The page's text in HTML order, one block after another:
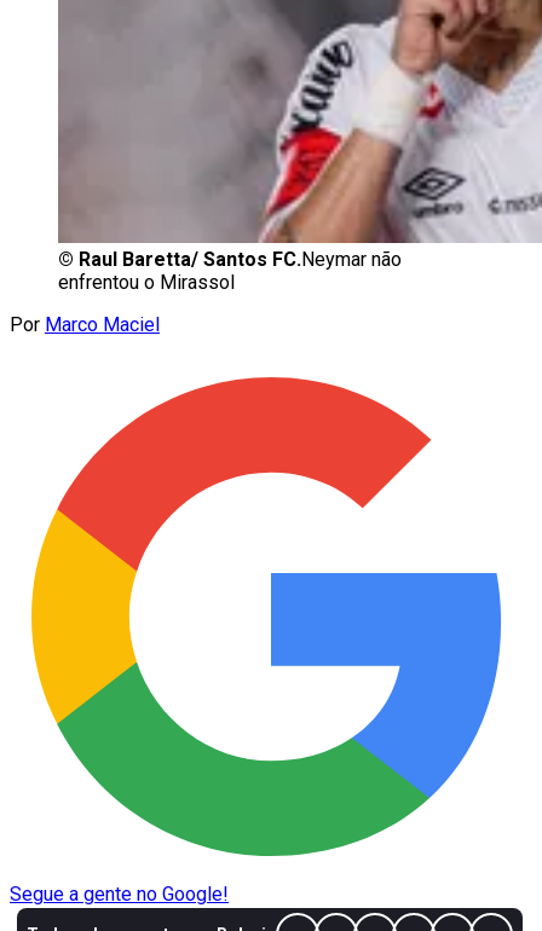
© Raul Baretta/ Santos FC.Neymar não
enfrentou o Mirassol
Por Marco Maciel
Segue a gente no Google!